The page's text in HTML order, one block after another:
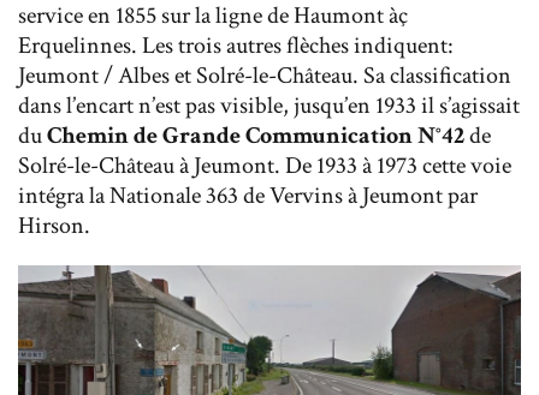
service en 1855 sur la ligne de Haumont àç
Erquelinnes. Les trois autres flèches indiquent:
Jeumont / Albes et Solré-le-Château. Sa classification
dans l’encart n’est pas visible, jusqu’en 1933 il s’agissait
duChemin de Grande Communication N°42de
Solré-le-Château à Jeumont. De 1933 à 1973 cette voie
intégra la Nationale 363 de Vervins à Jeumont par
Hirson.